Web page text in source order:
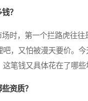
？
，第一个拦路虎往往
，又怕被漫天要价。
笔钱又具体花在了哪些
资质？